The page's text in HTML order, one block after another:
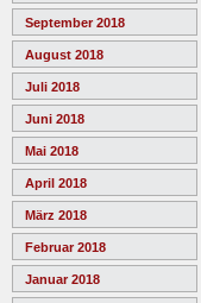
September 2018
August 2018
Juli 2018
Juni 2018
Mai 2018
April 2018
März 2018
Februar 2018
Januar 2018